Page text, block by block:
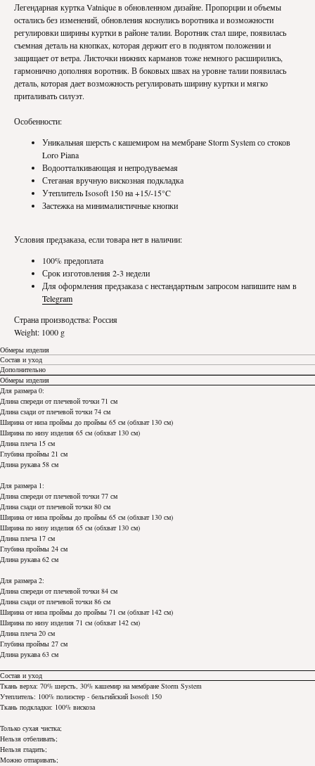
Легендарная куртка Vatnique в обновленном дизайне. Пропорции и объемы
остались без изменений, обновления коснулись воротника и возможности
регулировки ширины куртки в районе талии. Воротник стал шире, появилась
съемная деталь на кнопках, которая держит его в поднятом положении и
защищает от ветра. Листочки нижних карманов тоже немного расширились,
гармонично дополняя воротник. В боковых швах на уровне талии появилась
деталь, которая дает возможность регулировать ширину куртки и мягко
приталивать силуэт.
Особенности:
Уникальная шерсть с кашемиром на мембране Storm System со стоков
Loro Piana
Водоотталкивающая и непродуваемая
Стеганая вручную вискозная подкладка
Утеплитель Isosoft 150 на +15/-15°C
Застежка на минималистичные кнопки
Условия предзаказа, если товара нет в наличии:
100% предоплата
Срок изготовления 2-3 недели
Для оформления предзаказа с нестандартным запросом напишите нам в
Telegram
Страна производства: Россия
Weight: 1000 g
Обмеры изделия
Состав и уход
Дополнительно
Обмеры изделия
Для размера 0:
Длина спереди от плечевой точки 71 см
Длина сзади от плечевой точки 74 см
Ширина от низа проймы до проймы 65 см (обхват 130 см)
Ширина по низу изделия 65 см (обхват 130 см)
Длина плеча 15 см
Глубина проймы 21 см
Длина рукава 58 см
Для размера 1:
Длина спереди от плечевой точки 77 см
Длина сзади от плечевой точки 80 см
Ширина от низа проймы до проймы 65 см (обхват 130 см)
Ширина по низу изделия 65 см (обхват 130 см)
Длина плеча 17 см
Глубина проймы 24 см
Длина рукава 62 см
Для размера 2:
Длина спереди от плечевой точки 84 см
Длина сзади от плечевой точки 86 см
Ширина от низа проймы до проймы 71 см (обхват 142 см)
Ширина по низу изделия 71 см (обхват 142 см)
Длина плеча 20 см
Глубина проймы 27 см
Длина рукава 63 см
Состав и уход
Ткань верха: 70% шерсть, 30% кашемир на мембране Storm System
Утеплитель: 100% полиэстер - бельгийский Isosoft 150
Ткань подкладки: 100% вискоза
Только сухая чистка;
Нельзя отбеливать;
Нельзя гладить;
Можно отпаривать;